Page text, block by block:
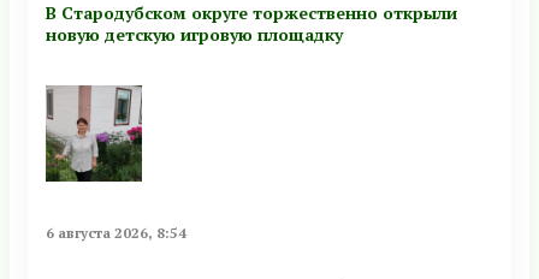
В Стародубском округе торжественно открыли
новую детскую игровую площадку
6 августа 2026, 8:54